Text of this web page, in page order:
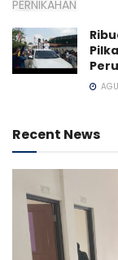
Recent News